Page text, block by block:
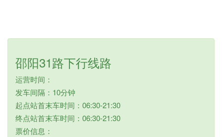
邵阳31路下行线路
运营时间：
发车间隔：10分钟
起点站首末车时间：06:30-21:30
终点站首末车时间：06:30-21:30
票价信息：